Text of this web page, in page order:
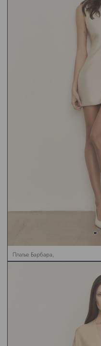
Платье Барбара,
кремовое